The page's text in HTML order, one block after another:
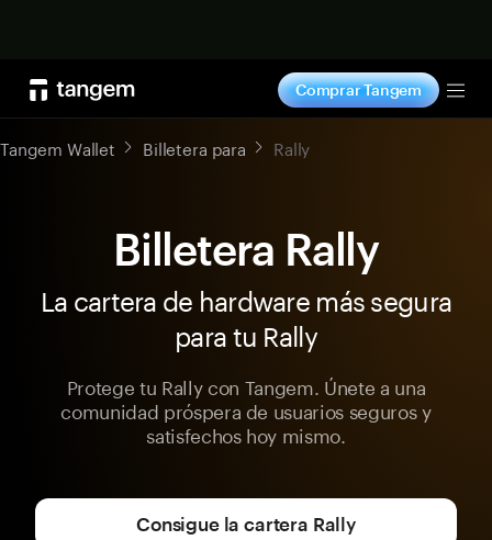
Comprar Tangem
Tangem Wallet Billetera para Rally
Billetera Rally
La cartera de hardware más segura
para tu Rally
Protege tu Rally con Tangem. Únete a una
comunidad próspera de usuarios seguros y
satisfechos hoy mismo.
Consigue la cartera Rally